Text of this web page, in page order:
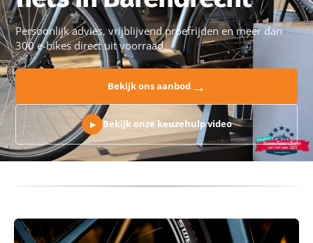
Persoonlijk advies, vrijblijvend proefrijden en meer dan
300 e-bikes direct uit voorraad.
Bekijk ons aanbod→
▶ Bekijk onze keuzehulp video